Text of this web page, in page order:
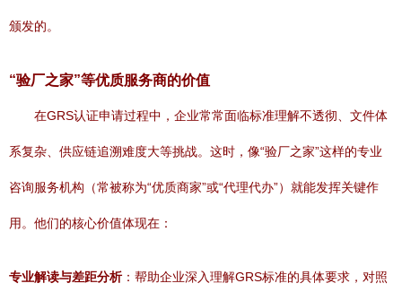
颁发的。
“验厂之家”等优质服务商的价值
在GRS认证申请过程中，企业常常面临标准理解不透彻、文件体
系复杂、供应链追溯难度大等挑战。这时，像“验厂之家”这样的专业
咨询服务机构（常被称为“优质商家”或“代理代办”）就能发挥关键作
用。他们的核心价值体现在：
专业解读与差距分析：帮助企业深入理解GRS标准的具体要求，对照